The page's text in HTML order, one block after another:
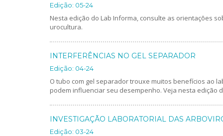
Edição: 05-24
Nesta edição do Lab Informa, consulte as orientações
urocultura.
INTERFERÊNCIAS NO GEL SEPARADOR
Edição: 04-24
O tubo com gel separador trouxe muitos benefícios ao
podem influenciar seu desempenho. Veja nesta edição
INVESTIGAÇÃO LABORATORIAL DAS
Edição: 03-24